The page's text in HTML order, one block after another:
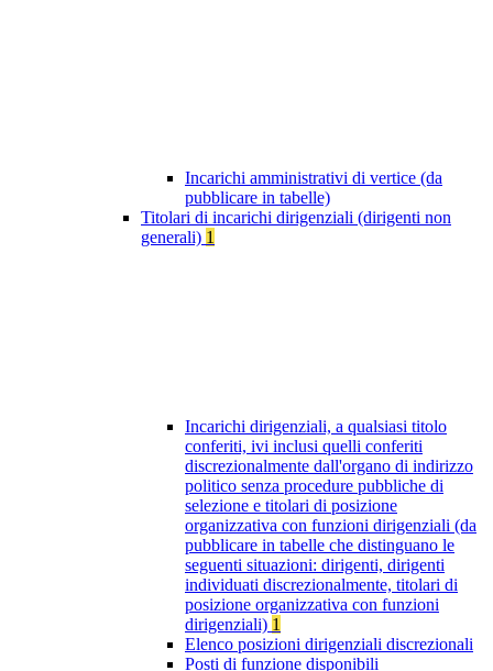
Incarichi amministrativi di vertice (da
pubblicare in tabelle)
Titolari di incarichi dirigenziali (dirigenti non
generali) 1
Incarichi dirigenziali, a qualsiasi titolo
conferiti, ivi inclusi quelli conferiti
discrezionalmente dall'organo di indirizzo
politico senza procedure pubbliche di
selezione e titolari di posizione
organizzativa con funzioni dirigenziali (da
pubblicare in tabelle che distinguano le
seguenti situazioni: dirigenti, dirigenti
individuati discrezionalmente, titolari di
posizione organizzativa con funzioni
dirigenziali) 1
Elenco posizioni dirigenziali discrezionali
Posti di funzione disponibili